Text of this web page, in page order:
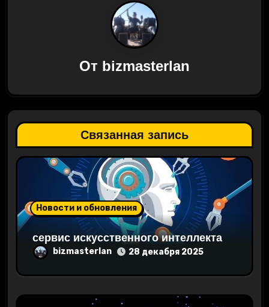
я
п
о
а
п
с
я
От bizmasterlan
Связанная запись
Новости и обновления
сервис искусственного интеллекта
bizmasterlan 28 декабря 2025